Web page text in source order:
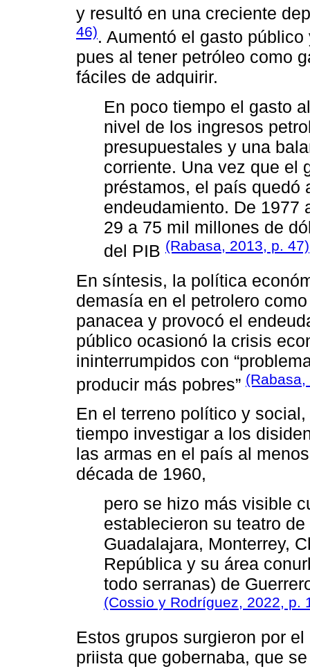
y resultó en una creciente
46). Aumentó el gasto
pues al tener petróleo como
fáciles de adquirir.
En poco tiempo el gasto
nivel de los ingresos
presupuestales y una
corriente. Una vez que el
préstamos, el país quedó
endeudamiento. De 1977
29 a 75 mil millones de
del PIB (Rabasa, 2013, p. 47)
En síntesis, la política
demasía en el petrolero
panacea y provocó el
público ocasionó la crisis
ininterrumpidos con
producir más pobres”
En el terreno político y
tiempo investigar a los
las armas en el país al
década de 1960,
pero se hizo más visible
establecieron su teatro
Guadalajara, Monterrey,
República y su área
todo serranas) de
(Cossio y Rodríguez, 2022, p.
Estos grupos surgieron por
priista que gobernaba, que